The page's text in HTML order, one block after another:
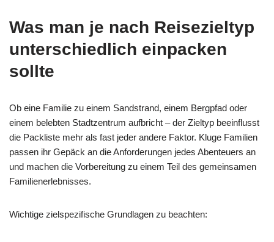
Was man je nach Reisezieltyp
unterschiedlich einpacken
sollte
Ob eine Familie zu einem Sandstrand, einem Bergpfad oder
einem belebten Stadtzentrum aufbricht – der Zieltyp beeinflusst
die Packliste mehr als fast jeder andere Faktor. Kluge Familien
passen ihr Gepäck an die Anforderungen jedes Abenteuers an
und machen die Vorbereitung zu einem Teil des gemeinsamen
Familienerlebnisses.
Wichtige zielspezifische Grundlagen zu beachten: